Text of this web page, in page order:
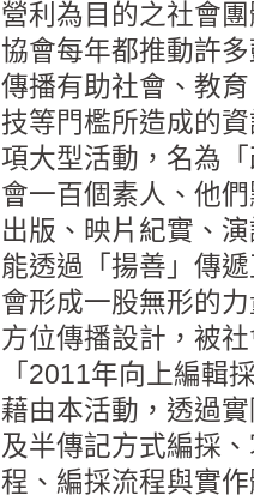
營利為目的之社會
協會每年都推動許
傳播有助社會、教
技等門檻所造成的
項大型活動，名為
會一百個素人、他
出版、映片紀實、
能透過「揚善」傳
會形成一股無形的
方位傳播設計，被
「2011年向上編輯
藉由本活動，透過
及半傳記方式編採
程、編採流程與實